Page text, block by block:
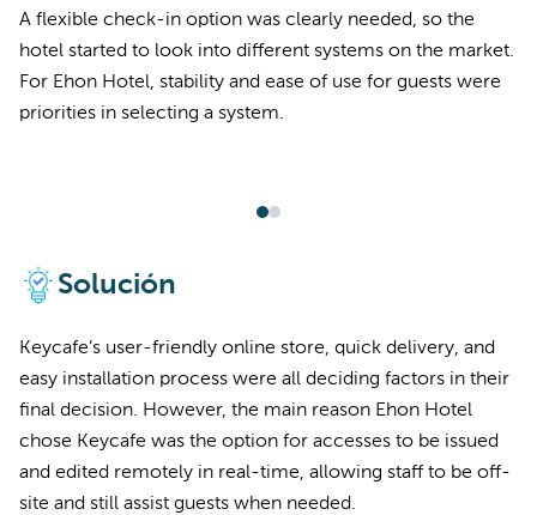
A flexible check-in option was clearly needed, so the
hotel started to look into different systems on the market.
For Ehon Hotel, stability and ease of use for guests were
priorities in selecting a system.
Solución
Keycafe’s user-friendly online store, quick delivery, and
easy installation process were all deciding factors in their
final decision. However, the main reason Ehon Hotel
chose Keycafe was the option for accesses to be issued
and edited remotely in real-time, allowing staff to be off-
site and still assist guests when needed.